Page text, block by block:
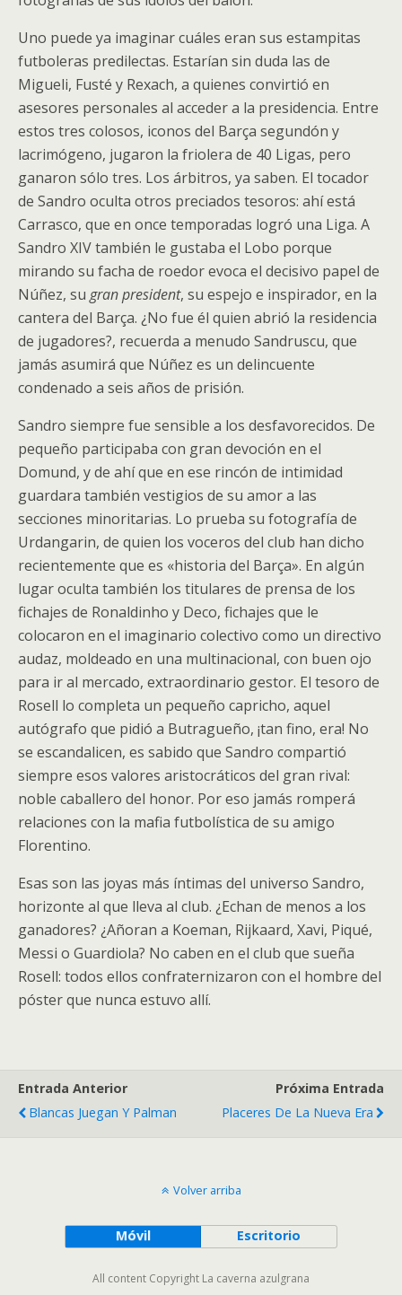
Uno puede ya imaginar cuáles eran sus estampitas
futboleras predilectas. Estarían sin duda las de
Migueli, Fusté y Rexach, a quienes convirtió en
asesores personales al acceder a la presidencia. Entre
estos tres colosos, iconos del Barça segundón y
lacrimógeno, jugaron la friolera de 40 Ligas, pero
ganaron sólo tres. Los árbitros, ya saben. El tocador
de Sandro oculta otros preciados tesoros: ahí está
Carrasco, que en once temporadas logró una Liga. A
Sandro XIV también le gustaba el Lobo porque
mirando su facha de roedor evoca el decisivo papel de
Núñez, su gran president, su espejo e inspirador, en la
cantera del Barça. ¿No fue él quien abrió la residencia
de jugadores?, recuerda a menudo Sandruscu, que
jamás asumirá que Núñez es un delincuente
condenado a seis años de prisión.
Sandro siempre fue sensible a los desfavorecidos. De
pequeño participaba con gran devoción en el
Domund, y de ahí que en ese rincón de intimidad
guardara también vestigios de su amor a las
secciones minoritarias. Lo prueba su fotografía de
Urdangarin, de quien los voceros del club han dicho
recientemente que es «historia del Barça». En algún
lugar oculta también los titulares de prensa de los
fichajes de Ronaldinho y Deco, fichajes que le
colocaron en el imaginario colectivo como un directivo
audaz, moldeado en una multinacional, con buen ojo
para ir al mercado, extraordinario gestor. El tesoro de
Rosell lo completa un pequeño capricho, aquel
autógrafo que pidió a Butragueño, ¡tan fino, era! No
se escandalicen, es sabido que Sandro compartió
siempre esos valores aristocráticos del gran rival:
noble caballero del honor. Por eso jamás romperá
relaciones con la mafia futbolística de su amigo
Florentino.
Esas son las joyas más íntimas del universo Sandro,
horizonte al que lleva al club. ¿Echan de menos a los
ganadores? ¿Añoran a Koeman, Rijkaard, Xavi, Piqué,
Messi o Guardiola? No caben en el club que sueña
Rosell: todos ellos confraternizaron con el hombre del
póster que nunca estuvo allí.
Entrada Anterior
Blancas Juegan Y Palman
Próxima Entrada
Placeres De La Nueva Era
Volver arriba
Móvil Escritorio
All content Copyright La caverna azulgrana